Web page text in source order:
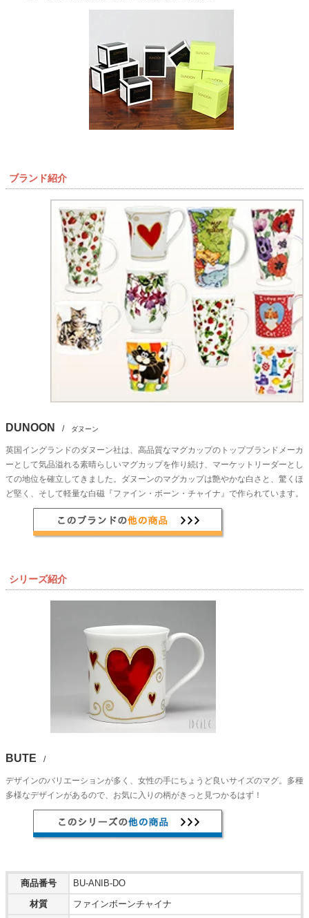
ブランド紹介
DUNOON / ダヌーン
英国イングランドのダヌーン社は、高品質なマグカップのトップブランドメーカ
ーとして気品溢れる素晴らしいマグカップを作り続け、マーケットリーダーとし
ての地位を確立してきました。ダヌーンのマグカップは艶やかな白さと、驚くほ
ど堅く、そして軽量な白磁『ファイン・ボーン・チャイナ』で作られています。
シリーズ紹介
BUTE /
デザインのバリエーションが多く、女性の手にちょうど良いサイズのマグ。多種
多様なデザインがあるので、お気に入りの柄がきっと見つかるはず！
商品番号
BU-ANIB-DO
材質
ファインボーンチャイナ